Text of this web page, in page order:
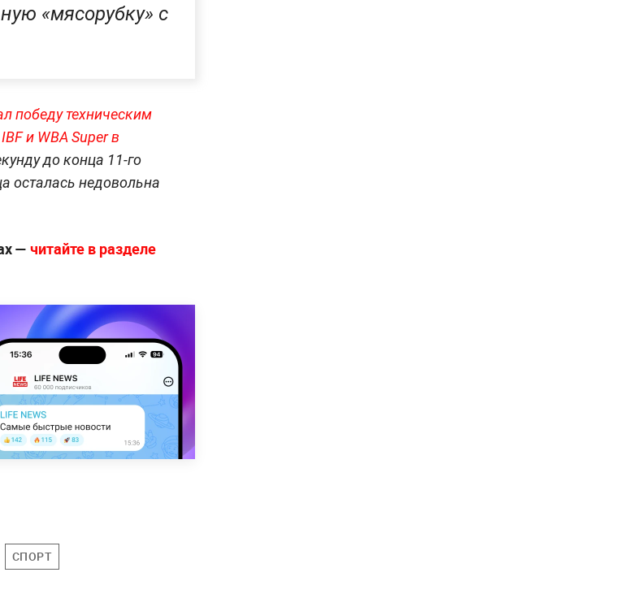
«мясорубку» с
победу техническим
и WBA Super в
до конца 11-го
осталась недовольна
— читайте в разделе
СПОРТ